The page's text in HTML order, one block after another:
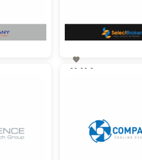

90,00 €